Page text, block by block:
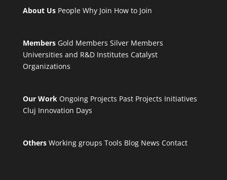
About Us People Why Join How to Join
Members Gold Members Silver Members
Universities and R&D Institutes Catalyst
Organizations
Our Work Ongoing Projects Past Projects Initiatives
Cluj Innovation Days
Others Working groups Tools Blog News Contact